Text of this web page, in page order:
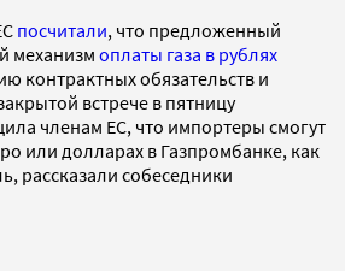
посчитали, что предложенный
механизм оплаты газа в рублях
контрактных обязательств и
встрече в пятницу
членам ЕС, что импортеры смогут
или долларах в Газпромбанке, как
рассказали собеседники